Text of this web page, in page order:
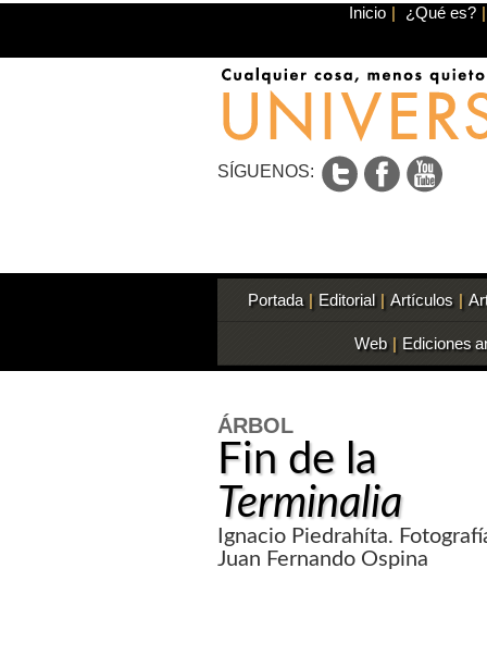
Inicio | ¿Qué es? |
SÍGUENOS:
Portada | Editorial | Artículos |
Web | Ediciones
ÁRBOL
Fin de la
Terminalia
Ignacio Piedrahíta.
Juan Fernando Ospina